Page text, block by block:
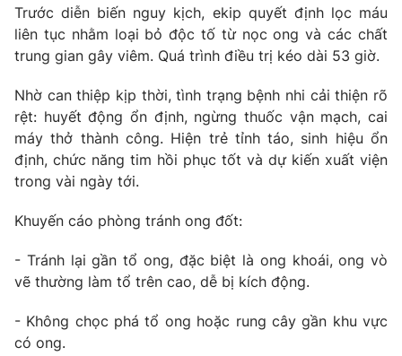
Video Shorts video
VTV Money VTV Thể thao
VTV Sức khoẻ Bất động sản
Thị trường 24h
VTV8
Liên hệ tòa soạn
Trước diễn biến nguy kịch, ekip quyết định lọc máu
liên tục nhằm loại bỏ độc tố từ nọc ong và các chất
trung gian gây viêm. Quá trình điều trị kéo dài 53 giờ.
Nhờ can thiệp kịp thời, tình trạng bệnh nhi cải thiện rõ
rệt: huyết động ổn định, ngừng thuốc vận mạch, cai
máy thở thành công. Hiện trẻ tỉnh táo, sinh hiệu ổn
định, chức năng tim hồi phục tốt và dự kiến xuất viện
trong vài ngày tới.
Khuyến cáo phòng tránh ong đốt:
- Tránh lại gần tổ ong, đặc biệt là ong khoái, ong vò
vẽ thường làm tổ trên cao, dễ bị kích động.
- Không chọc phá tổ ong hoặc rung cây gần khu vực
có ong.